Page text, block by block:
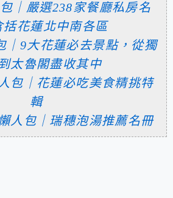
｜嚴選238家餐廳私房名
括花蓮北中南各區
｜9大花蓮必去景點，從獨
太魯閣盡收其中
包｜花蓮必吃美食精挑特
輯
人包｜瑞穗泡湯推薦名冊